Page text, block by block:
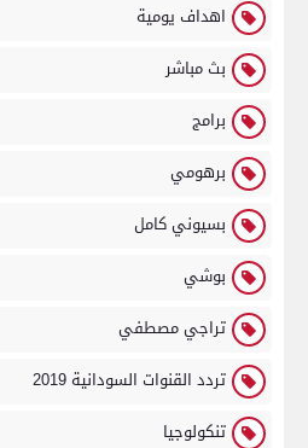
اهداف يومية
بث مباشر
برامج
برهومي
بسيوني كامل
بوشي
تراجي مصطفي
تردد القنوات السودانية 2019
تنكولوجيا